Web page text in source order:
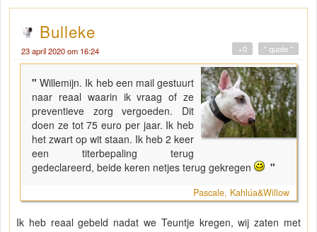
Bulleke
23 april 2020 om 16:24 " quote "
+0
"Willemijn. Ik heb een mail gestuurt
naar reaal waarin ik vraag of ze
preventieve zorg vergoeden. Dit
doen ze tot 75 euro per jaar. Ik heb
het zwart op wit staan. Ik heb 2 keer
een titerbepaling terug
gedeclareerd, beide keren netjes terug gekregen
"
Pascale, Kahlúa&Willow
Ik heb reaal gebeld nadat we Teuntje kregen, wij zaten met